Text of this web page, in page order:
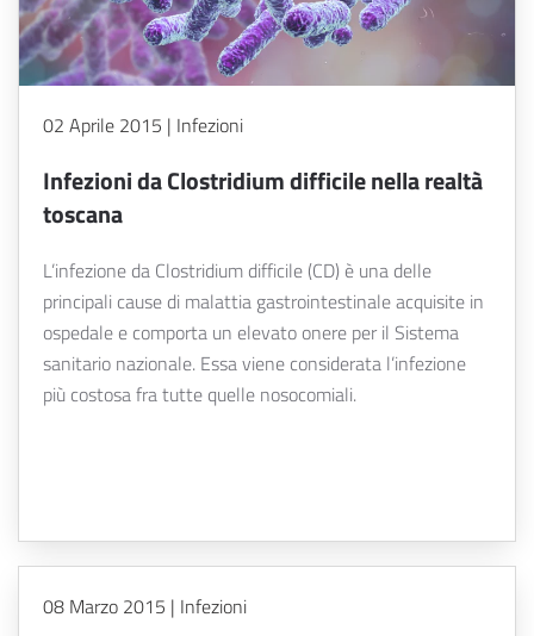
02 Aprile 2015 | Infezioni
Infezioni da Clostridium difficile nella realtà
toscana
L’infezione da Clostridium difficile (CD) è una delle
principali cause di malattia gastrointestinale acquisite in
ospedale e comporta un elevato onere per il Sistema
sanitario nazionale. Essa viene considerata l’infezione
più costosa fra tutte quelle nosocomiali.
08 Marzo 2015 | Infezioni